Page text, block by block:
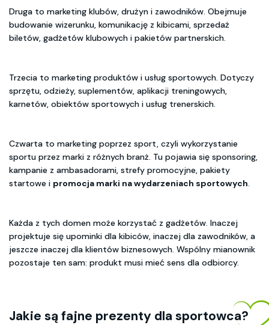
Druga to marketing klubów, drużyn i zawodników. Obejmuje
budowanie wizerunku, komunikację z kibicami, sprzedaż
biletów, gadżetów klubowych i pakietów partnerskich.
Trzecia to marketing produktów i usług sportowych. Dotyczy
sprzętu, odzieży, suplementów, aplikacji treningowych,
karnetów, obiektów sportowych i usług trenerskich.
Czwarta to marketing poprzez sport, czyli wykorzystanie
sportu przez marki z różnych branż. Tu pojawia się sponsoring,
kampanie z ambasadorami, strefy promocyjne, pakiety
startowe i promocja marki na wydarzeniach sportowych.
Każda z tych domen może korzystać z gadżetów. Inaczej
projektuje się upominki dla kibiców, inaczej dla zawodników, a
jeszcze inaczej dla klientów biznesowych. Wspólny mianownik
pozostaje ten sam: produkt musi mieć sens dla odbiorcy.
Jakie są fajne prezenty dla sportowca?